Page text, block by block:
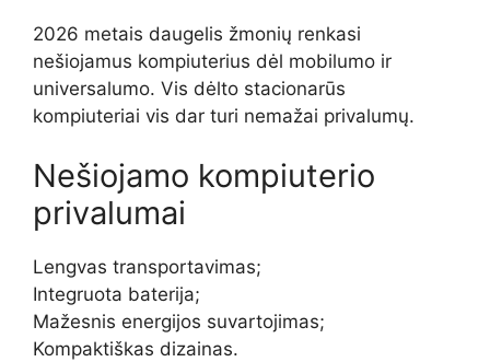
2026 metais daugelis žmonių renkasi
nešiojamus kompiuterius dėl mobilumo ir
universalumo. Vis dėlto stacionarūs
kompiuteriai vis dar turi nemažai privalumų.
Nešiojamo kompiuterio
privalumai
Lengvas transportavimas;
Integruota baterija;
Mažesnis energijos suvartojimas;
Kompaktiškas dizainas.